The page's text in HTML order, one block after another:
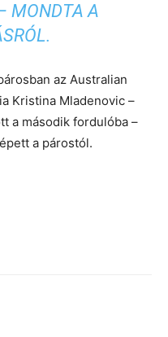
MONDTA A
az Australian
Kristina Mladenovic –
a második fordulóba –
a párostól.